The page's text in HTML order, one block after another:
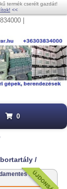
termék cserélt gazdát!
<<
|
0
/
acél